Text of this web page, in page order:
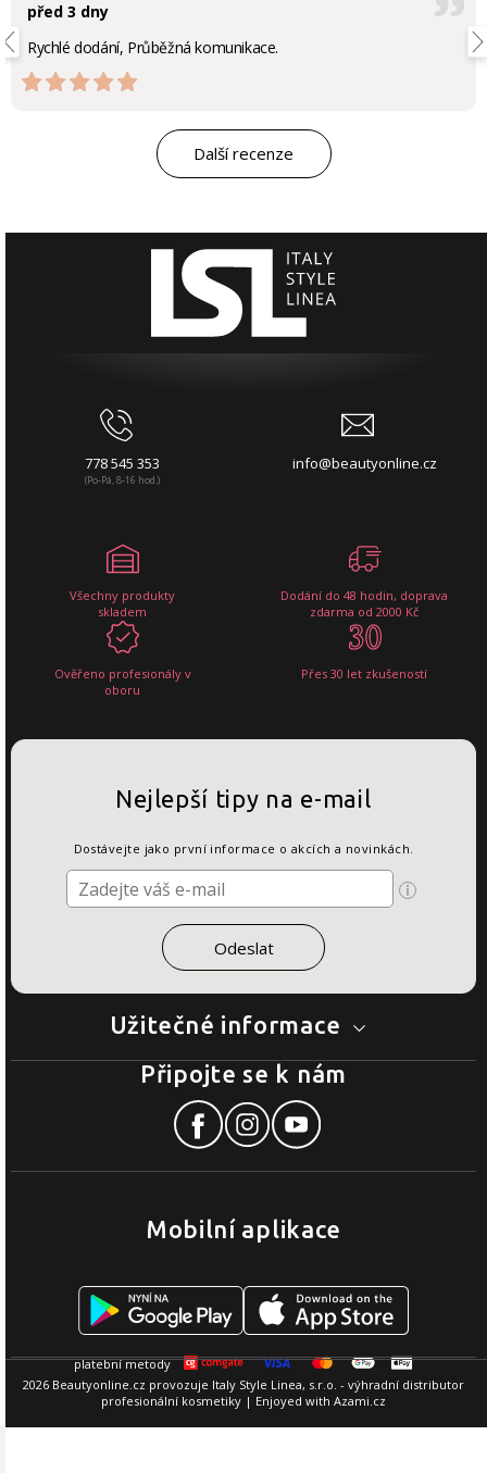
před 3 dny
Rychlé dodání, Průběžná komunikace.
Další recenze
778 545 353
(Po-Pá, 8-16 hod.)
info@beautyonline.cz
Všechny produkty
skladem
Dodání do 48 hodin, doprava
zdarma od 2000 Kč
Ověřeno profesionály v
oboru
Přes 30 let zkušeností
Užitečné informace
Nejlepší tipy na e-mail
Dostávejte jako první informace o akcích a novinkách.
Mobilní aplikace
Připojte se k nám
2026 Beautyonline.cz provozuje Italy Style Linea, s.r.o. - výhradní distributor
profesionální kosmetiky | Enjoyed with Azami.cz